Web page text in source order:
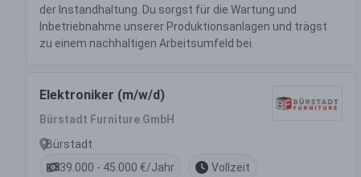
der Instandhaltung. Du sorgst für die Wartung und
Inbetriebnahme unserer Produktionsanlagen und trägst
zu einem nachhaltigen Arbeitsumfeld bei.
Elektroniker (m/w/d)
Bürstadt Furniture GmbH
Bürstadt
39.000 - 45.000 €/Jahr
Vollzeit